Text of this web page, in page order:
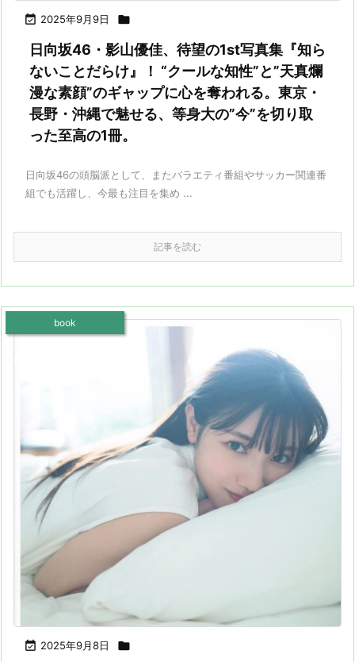
 2025年9月9日 
日向坂46・影山優佳、待望の1st写真集『知ら
ないことだらけ』！ “クールな知性”と”天真爛
漫な素顔”のギャップに心を奪われる。東京・
長野・沖縄で魅せる、等身大の”今”を切り取
った至高の1冊。
日向坂46の頭脳派として、またバラエティ番組やサッカー関連番
組でも活躍し、今最も注目を集め ...
記事を読む
 2025年9月8日 
book